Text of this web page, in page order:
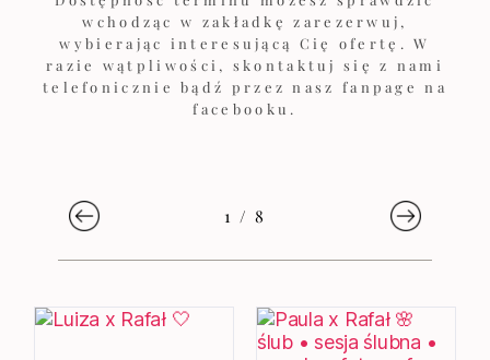
wchodząc w zakładkę zarezerwuj,
wybierając interesującą Cię ofertę. W
razie wątpliwości, skontaktuj się z nami
telefonicznie bądź przez nasz fanpage na
facebooku.
1 / 8